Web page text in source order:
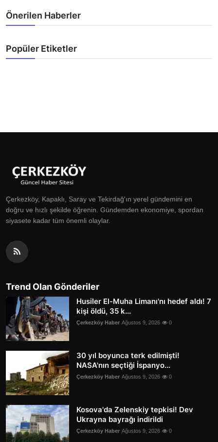
Önerilen Haberler
Popüler Etiketler
Çerkezköy, Kapaklı, Saray ve Tekirdağ'ın yerel gündemini en
doğru ve hızlı şekilde öğrenin. Gündemden ekonomiye, spordan
siyasete kadar tüm önemli olaylar.
Trend Olan Gönderiler
Husiler El-Muha Limanı'nı hedef aldı! 7
kişi öldü, 35 k...
Çerkezköy Haber Ağustos 9, 2026 0
30 yıl boyunca terk edilmişti!
NASA'nın seçtiği İspanyo...
Çerkezköy Haber Ağustos 9, 2026 0
Kosova'da Zelenskiy tepkisi! Dev
Ukrayna bayrağı indirildi
Çerkezköy Haber Ağustos 9, 2026 0